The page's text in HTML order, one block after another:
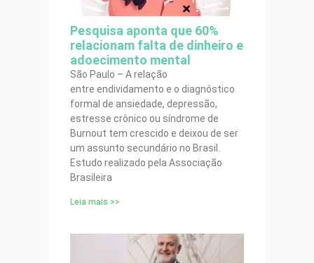
Pesquisa aponta que 60%
relacionam falta de dinheiro e
adoecimento mental
São Paulo – A relação
entre endividamento e o diagnóstico
formal de ansiedade, depressão,
estresse crônico ou síndrome de
Burnout tem crescido e deixou de ser
um assunto secundário no Brasil.
Estudo realizado pela Associação
Brasileira
Leia mais >>